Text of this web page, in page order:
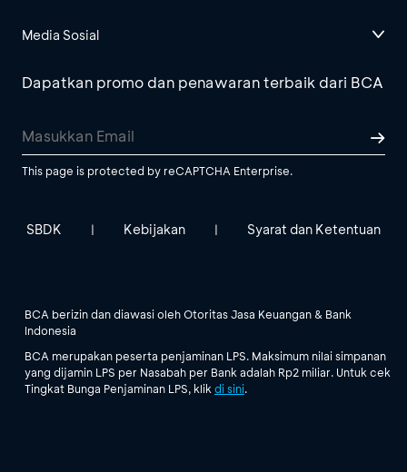
Media Sosial
Dapatkan promo dan penawaran terbaik dari BCA
This page is protected by reCAPTCHA Enterprise.
SBDK | Kebijakan | Syarat dan Ketentuan
BCA berizin dan diawasi oleh Otoritas Jasa Keuangan & Bank
Indonesia
BCA merupakan peserta penjaminan LPS. Maksimum nilai simpanan
yang dijamin LPS per Nasabah per Bank adalah Rp2 miliar. Untuk cek
Tingkat Bunga Penjaminan LPS, klik di sini.